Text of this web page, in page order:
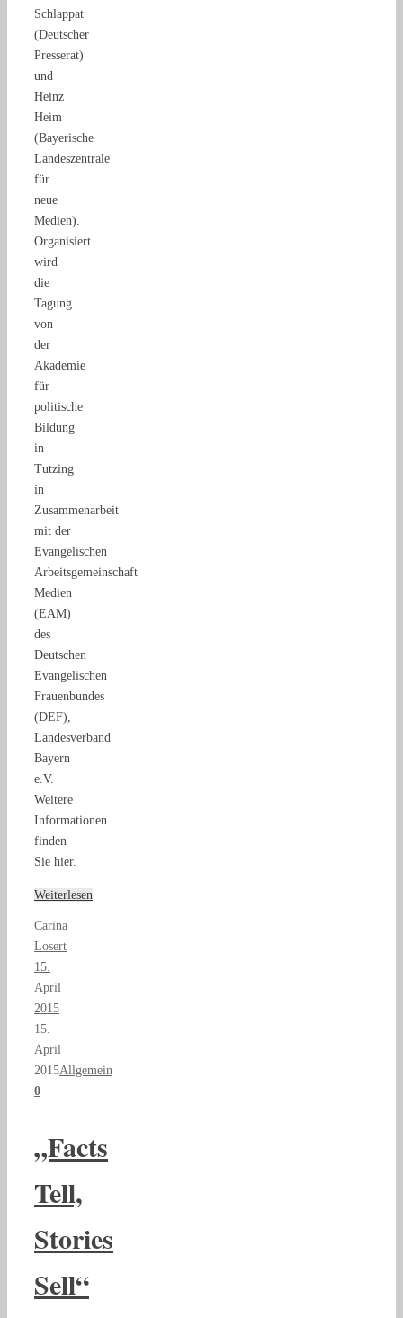
Schlappat
(Deutscher
Presserat)
und
Heinz
Heim
(Bayerische
Landeszentrale
für
neue
Medien).
Organisiert
wird
die
Tagung
von
der
Akademie
für
politische
Bildung
in
Tutzing
in
Zusammenarbeit
mit der
Evangelischen
Arbeitsgemeinschaft
Medien
(EAM)
des
Deutschen
Evangelischen
Frauenbundes
(DEF),
Landesverband
Bayern
e.V.
Weitere
Informationen
finden
Sie hier.
Weiterlesen
Carina
Losert
15.
April
2015
15.
April
2015Allgemein
0
„Facts
Tell,
Stories
Sell“